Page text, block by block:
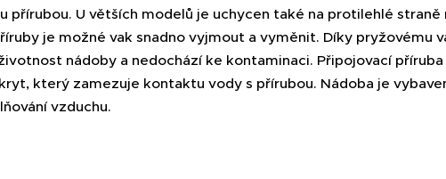
přírubou. U větších modelů je uchycen také na protilehlé straně
je možné vak snadno vyjmout a vyměnit. Díky pryžovému
nádoby a nedochází ke kontaminaci. Připojovací
který zamezuje kontaktu vody s přírubou. Nádoba je
vzduchu.